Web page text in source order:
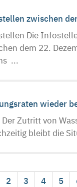
zwischen
Die
dem 22.
...
wieder
Der Zutritt von
bleibt die
2 3 4 5